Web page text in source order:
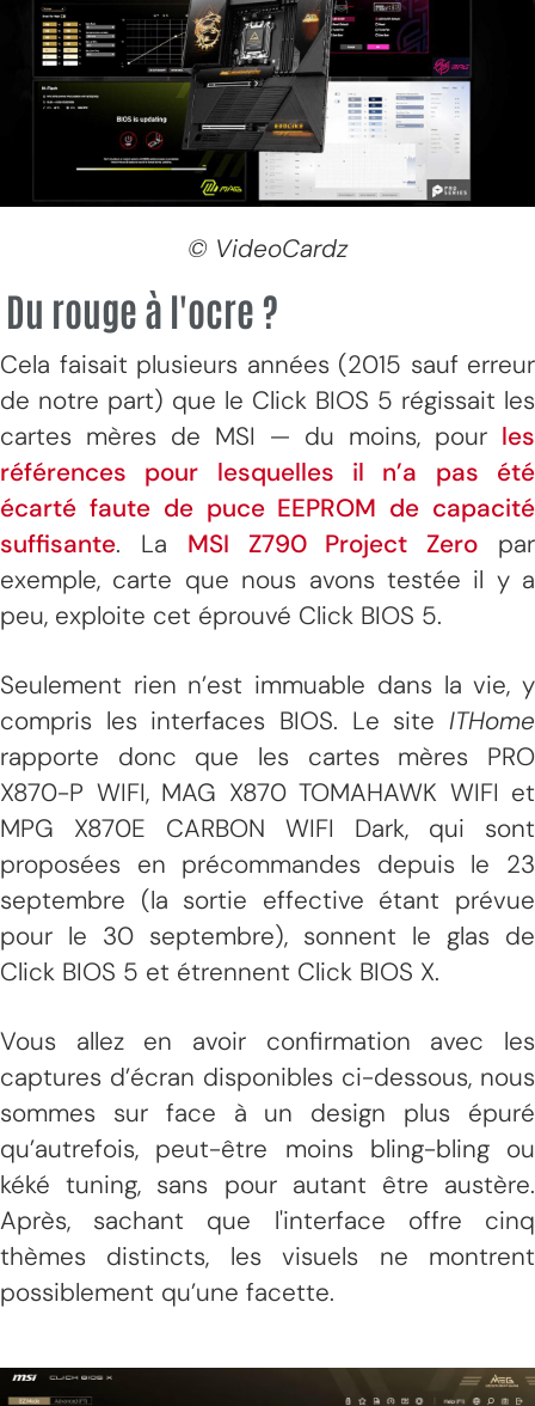
© VideoCardz
Du rouge à l'ocre ?
Cela faisait plusieurs années (2015 sauf erreur
de notre part) que le Click BIOS 5 régissait les
cartes mères de MSI — du moins, pour les
références pour lesquelles il n’a pas été
écarté faute de puce EEPROM de capacité
suffisante. La MSI Z790 Project Zero par
exemple, carte que nous avons testée il y a
peu, exploite cet éprouvé Click BIOS 5.
Seulement rien n’est immuable dans la vie, y
compris les interfaces BIOS. Le site ITHome
rapporte donc que les cartes mères PRO
X870-P WIFI, MAG X870 TOMAHAWK WIFI et
MPG X870E CARBON WIFI Dark, qui sont
proposées en précommandes depuis le 23
septembre (la sortie effective étant prévue
pour le 30 septembre), sonnent le glas de
Click BIOS 5 et étrennent Click BIOS X.
Vous allez en avoir confirmation avec les
captures d’écran disponibles ci-dessous, nous
sommes sur face à un design plus épuré
qu’autrefois, peut-être moins bling-bling ou
kéké tuning, sans pour autant être austère.
Après, sachant que l'interface offre cinq
thèmes distincts, les visuels ne montrent
possiblement qu’une facette.